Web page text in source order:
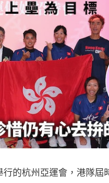
的杭州亞運會，港隊屆